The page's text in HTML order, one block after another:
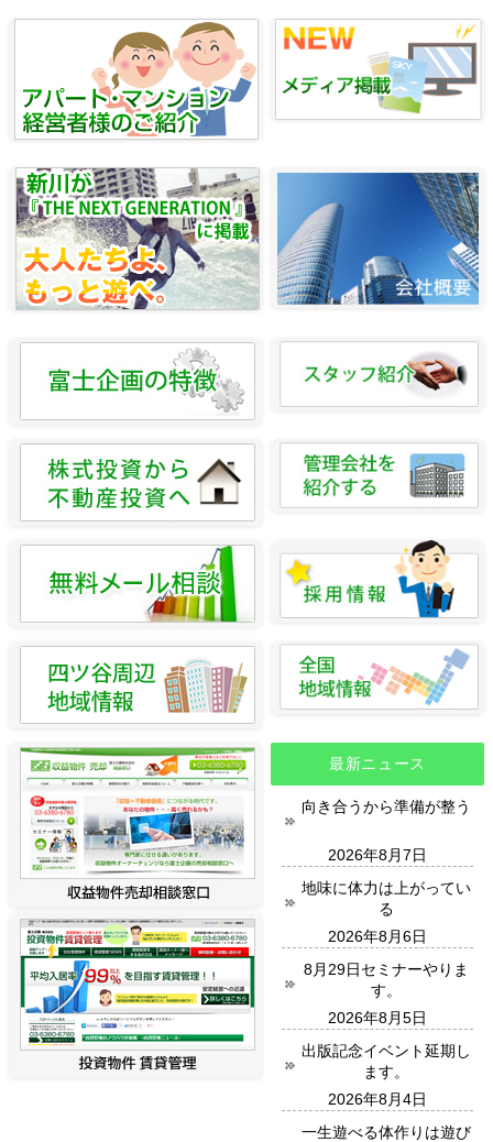
最新ニュース
向き合うから準備が整う
2026年8月7日
地味に体力は上がってい
る
2026年8月6日
8月29日セミナーやりま
す。
2026年8月5日
出版記念イベント延期し
ます。
2026年8月4日
一生遊べる体作りは遊び